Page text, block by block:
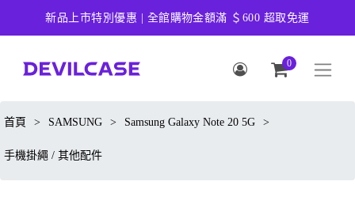
新品上市特別優惠 | 全館購物金額滿 ＄600 超取免運
0
首頁 > SAMSUNG > Samsung Galaxy Note 20 5G >
手機掛繩 / 其他配件